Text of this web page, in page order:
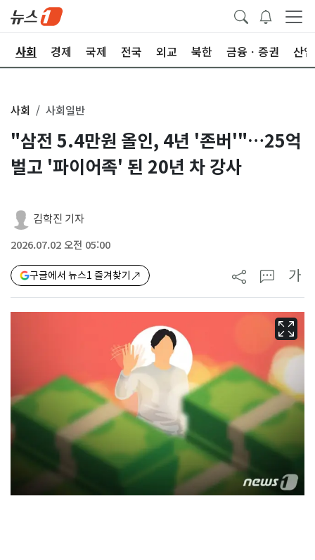
사회 경제 국제 전국 외교 북한 금융ㆍ증권 산업
사회 사회일반
"삼전 5.4만원 올인, 4년 '존버'"…25억
벌고 '파이어족' 된 20년 차 강사
김학진 기자
2026.07.02 오전 05:00
구글에서 뉴스1 즐겨찾기 가